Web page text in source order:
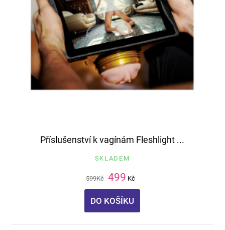
Příslušenství k vagínám Fleshlight ...
SKLADEM
599Kč 499 Kč
DO KOŠÍKU